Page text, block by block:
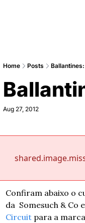
Home Posts
Aug 27, 2012
Confiram abaixo o
da  Somesuch &
Circuit para a